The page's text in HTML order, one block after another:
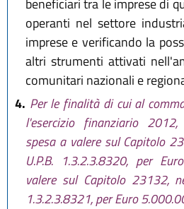
beneficiari tra le imprese di
operanti nel settore
imprese e verificando la
altri strumenti attivati
comunitari nazionali e
4. Per le finalità di cui al
l'esercizio finanziario
spesa a valere sul Capitolo
U.P.B. 1.3.2.3.8320, per
valere sul Capitolo 23132,
1.3.2.3.8321, per Euro